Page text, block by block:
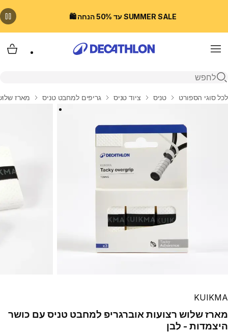
SUMMER SALE עד 50% הנחה 🛍️
Menu
פתיחת חיפוש
בית
לכל סוגי הספורט טניס ציוד טניס גריפים למחבט טניס מארז
KUIKMA
מארז שלוש רצועות אוברגריפ למחבט טניס עם כושר
היצמדות - לבן